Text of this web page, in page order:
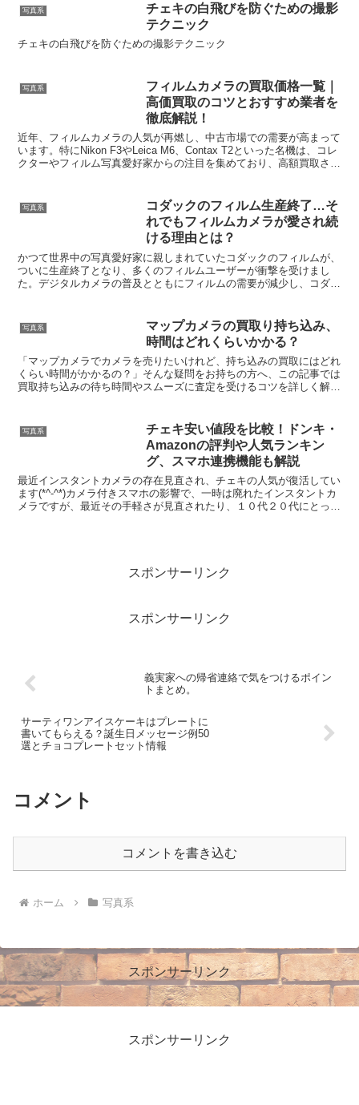
写真系
チェキの白飛びを防ぐための撮影
テクニック
チェキの白飛びを防ぐための撮影テクニック
写真系
フィルムカメラの買取価格一覧｜
高価買取のコツとおすすめ業者を
徹底解説！
近年、フィルムカメラの人気が再燃し、中古市場での需要が高まって
います。特にNikon F3やLeica M6、Contax T2といった名機は、コレ
クターやフィルム写真愛好家からの注目を集めており、高額買取され
写真系
コダックのフィルム生産終了…そ
れでもフィルムカメラが愛され続
ける理由とは？
かつて世界中の写真愛好家に親しまれていたコダックのフィルムが、
ついに生産終了となり、多くのフィルムユーザーが衝撃を受けまし
た。デジタルカメラの普及とともにフィルムの需要が減少し、コダッ
写真系
マップカメラの買取り持ち込み、
時間はどれくらいかかる？
「マップカメラでカメラを売りたいけれど、持ち込みの買取にはどれ
くらい時間がかかるの？」そんな疑問をお持ちの方へ、この記事では
買取持ち込みの待ち時間やスムーズに査定を受けるコツを詳しく解説
写真系
チェキ安い値段を比較！ドンキ・
Amazonの評判や人気ランキン
グ、スマホ連携機能も解説
最近インスタントカメラの存在見直され、チェキの人気が復活してい
ます(*^-^*)カメラ付きスマホの影響で、一時は廃れたインスタントカ
メラですが、最近その手軽さが見直されたり、１０代２０代にとって
スポンサーリンク
スポンサーリンク
義実家への帰省連絡で気をつけるポイン
トまとめ。
サーティワンアイスケーキはプレートに
書いてもらえる？誕生日メッセージ例50
選とチョコプレートセット情報
コメント
コメントを書き込む
ホーム 写真系
スポンサーリンク
スポンサーリンク